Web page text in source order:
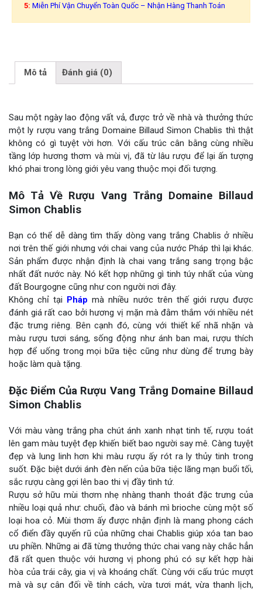
5: Miễn Phí Vận Chuyển Toàn Quốc – Nhận Hàng Thanh Toán
Mô tả Đánh giá (0)
Sau một ngày lao động vất vả, được trở về nhà và thưởng thức
một ly rượu vang trắng Domaine Billaud Simon Chablis thì thật
không có gì tuyệt vời hơn. Với cấu trúc cân bằng cùng nhiều
tầng lớp hương thơm và mùi vị, đã từ lâu rượu để lại ấn tượng
khó phai trong lòng giới yêu vang thuộc mọi đối tượng.
Mô Tả Về Rượu Vang Trắng Domaine Billaud
Simon Chablis
Bạn có thể dễ dàng tìm thấy dòng vang trắng Chablis ở nhiều
nơi trên thế giới nhưng với chai vang của nước Pháp thì lại khác.
Sản phẩm được nhận định là chai vang trắng sang trọng bậc
nhất đất nước này. Nó kết hợp những gì tinh túy nhất của vùng
đất Bourgogne cũng như con người nơi đây.
Không chỉ tại Pháp mà nhiều nước trên thế giới rượu được
đánh giá rất cao bởi hương vị mặn mà đằm thắm với nhiều nét
đặc trưng riêng. Bên cạnh đó, cùng với thiết kế nhã nhặn và
màu rượu tươi sáng, sống động như ánh ban mai, rượu thích
hợp để uống trong mọi bữa tiệc cũng như dùng để trưng bày
hoặc làm quà tặng.
Đặc Điểm Của Rượu Vang Trắng Domaine Billaud
Simon Chablis
Với màu vàng trắng pha chút ánh xanh nhạt tinh tế, rượu toát
lên gam màu tuyệt đẹp khiến biết bao người say mê. Càng tuyệt
đẹp và lung linh hơn khi màu rượu ấy rót ra ly thủy tinh trong
suốt. Đặc biệt dưới ánh đèn nến của bữa tiệc lãng mạn buổi tối,
sắc rượu càng gợi lên bao thi vị đầy tình tứ.
Rượu sở hữu mùi thơm nhẹ nhàng thanh thoát đặc trưng của
nhiều loại quả như: chuối, đào và bánh mì brioche cùng một số
loại hoa cỏ. Mùi thơm ấy được nhận định là mang phong cách
cổ điển đầy quyến rũ của những chai Chablis giúp xóa tan bao
ưu phiền. Những ai đã từng thưởng thức chai vang này chắc hẳn
đã rất quen thuộc với hương vị phong phú có sự kết hợp hài
hòa của trái cây, gia vị và khoáng chất. Cùng với cấu trúc mượt
mà và sự cân đối về tính cách, vừa tươi mát, vừa thanh lịch,